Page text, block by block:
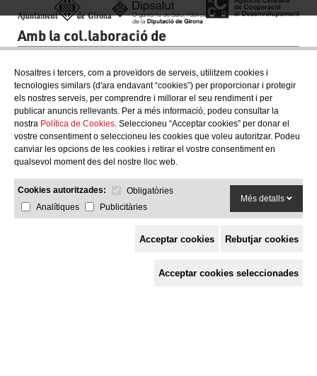
Nosaltres i tercers, com a proveïdors de serveis, utilitzem cookies i
tecnologies similars (d'ara endavant “cookies”) per proporcionar i protegir
els nostres serveis, per comprendre i millorar el seu rendiment i per
publicar anuncis rellevants. Per a més informació, podeu consultar la
nostra Política de Cookies. Seleccioneu “Acceptar cookies” per donar el
vostre consentiment o seleccioneu les cookies que voleu autoritzar. Podeu
canviar les opcions de les cookies i retirar el vostre consentiment en
qualsevol moment des del nostre lloc web.
Cookies autoritzades:
Obligatòries
Analítiques
Publicitàries
Més detalls
Acceptar cookies Rebutjar cookies
Acceptar cookies seleccionades
Amb la col.laboració de
c/ Mestre Francesc Civil,